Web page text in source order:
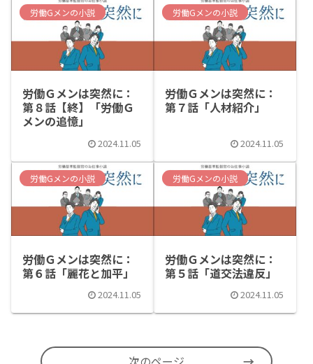
労働Gメンの小説
労働Ｇメンは突然に：
第８話【終】「労働Ｇ
メンの追憶」
2024.11.05
労働Gメンの小説
労働Ｇメンは突然に：
第７話「人材紹介」
2024.11.05
労働Gメンの小説
労働Ｇメンは突然に：
第６話「麗花と加平」
2024.11.05
労働Gメンの小説
労働Ｇメンは突然に：
第５話「道交法違反」
2024.11.05